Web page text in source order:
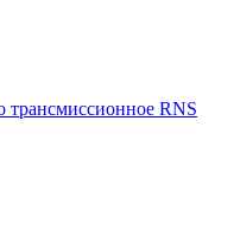
трансмиссионное RNS